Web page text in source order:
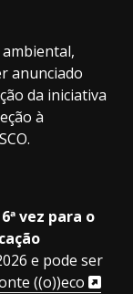
anunciado
da iniciativa
à
vez para o
e pode ser
((o))eco